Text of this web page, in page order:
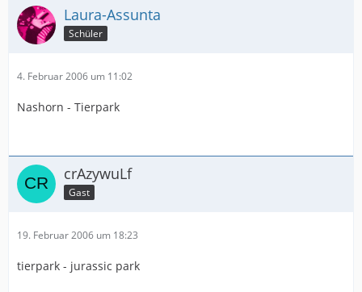
Laura-Assunta
Schüler
4. Februar 2006 um 11:02
Nashorn - Tierpark
crAzywuLf
Gast
19. Februar 2006 um 18:23
tierpark - jurassic park